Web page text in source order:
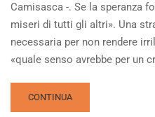
Camisasca -. Se la speranza
miseri di tutti gli altri». Una
necessaria per non rendere
«quale senso avrebbe per un
READ
MORE
CONTINUA